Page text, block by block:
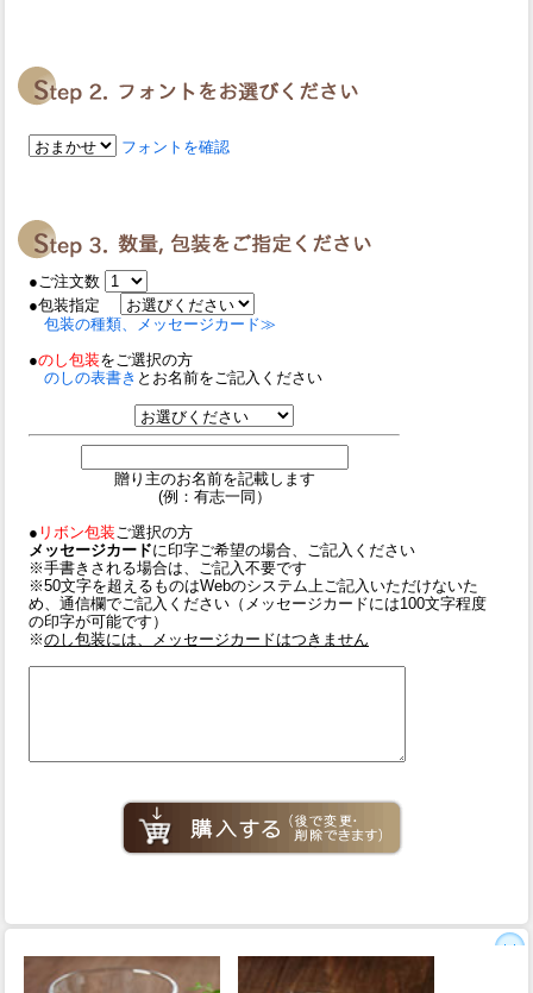
フォントを確認
●ご注文数
●包装指定
包装の種類、メッセージカード≫
●のし包装をご選択の方
のしの表書き とお名前をご記入ください
贈り主のお名前を記載します
(例：有志一同）
● リボン包装 ご選択の方
メッセージカードに印字ご希望の場合、ご記入ください
※手書きされる場合は、ご記入不要です
※50文字を超えるものはWebのシステム上ご記入いただけないた
め、通信欄でご記入ください（メッセージカードには100文字程度
の印字が可能です）
※のし包装には、メッセージカードはつきません